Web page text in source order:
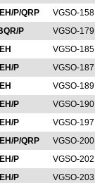
P/QRP
VGSO-158
P
VGSO-179
VGSO-185
P
VGSO-187
VGSO-189
P
VGSO-190
P
VGSO-197
P/QRP
VGSO-200
P
VGSO-202
P
VGSO-203